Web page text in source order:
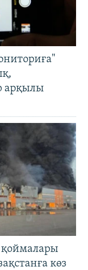
арқылы
көз